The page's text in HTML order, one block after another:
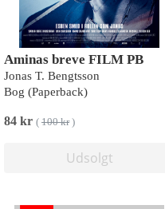
Aminas breve FILM PB
Jonas T. Bengtsson
Bog (Paperback)
84 kr ( 100 kr)
Udsolgt